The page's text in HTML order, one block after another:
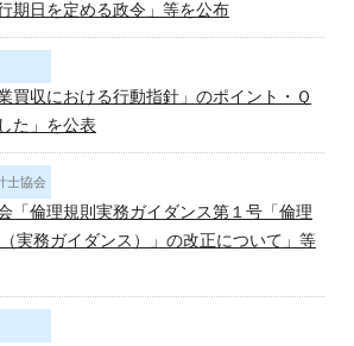
期日を定める政令」等を公布
買収における行動指針」のポイント・Ｑ
た」を公表
士協会
「倫理規則実務ガイダンス第１号「倫理
実務ガイダンス）」の改正について」等